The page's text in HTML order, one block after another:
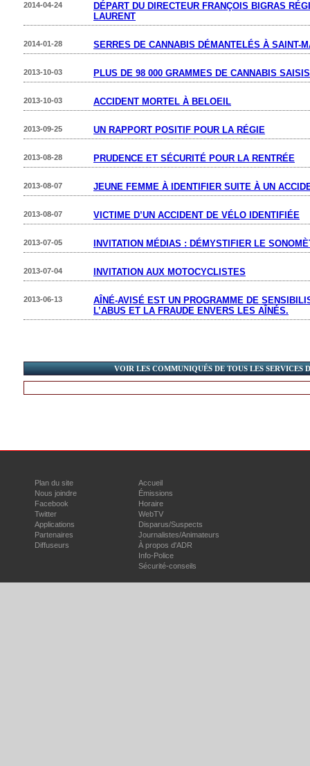
DÉPART DU DIRECTEUR FRANÇOIS BIGRAS
LAURENT
2014-04-24
SERRES DE CANNABIS DÉMANTELÉS À SAINT-
2014-01-28
PLUS DE 98 000 GRAMMES DE CANNABIS
2013-10-03
ACCIDENT MORTEL À BELOEIL
2013-10-03
UN RAPPORT POSITIF POUR LA RÉGIE
2013-09-25
PRUDENCE ET SÉCURITÉ POUR LA RENTRÉE
2013-08-28
JEUNE FEMME À IDENTIFIER SUITE À UN
2013-08-07
VICTIME D’UN ACCIDENT DE VÉLO IDENTIFIÉE
2013-08-07
INVITATION MÉDIAS : DÉMYSTIFIER LE
2013-07-05
INVITATION AUX MOTOCYCLISTES
2013-07-04
AÎNÉ-AVISÉ EST UN PROGRAMME DE
L’ABUS ET LA FRAUDE ENVERS LES AÎNÉS.
2013-06-13
VOIR LES COMMUNIQUÉS DE TOUS LES SERVICES
Plan du site
Nous joindre
Facebook
Twitter
Applications
Partenaires
Diffuseurs
Accueil
Émissions
Horaire
WebTV
Disparus/Suspects
Journalistes/Animateurs
À propos d'ADR
Info-Police
Sécurité-conseils